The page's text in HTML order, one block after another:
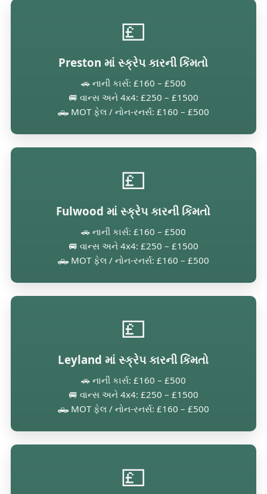
💷
Preston માં સ્ક્રેપ કારની કિંમતો
🚗 નાની કાર્સ: £160 – £500
🚐 વાન્સ અને 4x4: £250 – £1500
🛻 MOT ફેલ / નોન-રનર્સ: £160 – £500
💷
Fulwood માં સ્ક્રેપ કારની કિંમતો
🚗 નાની કાર્સ: £160 – £500
🚐 વાન્સ અને 4x4: £250 – £1500
🛻 MOT ફેલ / નોન-રનર્સ: £160 – £500
💷
Leyland માં સ્ક્રેપ કારની કિંમતો
🚗 નાની કાર્સ: £160 – £500
🚐 વાન્સ અને 4x4: £250 – £1500
🛻 MOT ફેલ / નોન-રનર્સ: £160 – £500
💷